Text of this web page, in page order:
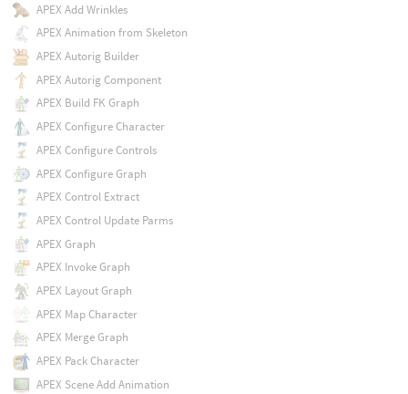
APEX Add Wrinkles
APEX Animation from Skeleton
APEX Autorig Builder
APEX Autorig Component
APEX Build FK Graph
APEX Configure Character
APEX Configure Controls
APEX Configure Graph
APEX Control Extract
APEX Control Update Parms
APEX Graph
APEX Invoke Graph
APEX Layout Graph
APEX Map Character
APEX Merge Graph
APEX Pack Character
APEX Scene Add Animation